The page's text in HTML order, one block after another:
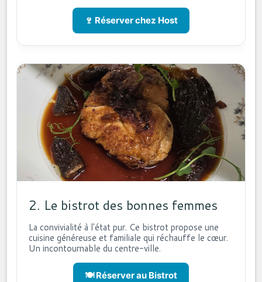
🍷 Réserver chez Host
2. Le bistrot des bonnes femmes
La convivialité à l'état pur. Ce bistrot propose une
cuisine généreuse et familiale qui réchauffe le cœur.
Un incontournable du centre-ville.
🍽️ Réserver au Bistrot